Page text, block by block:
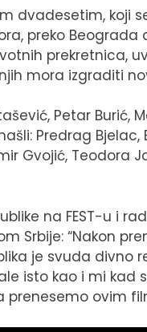
dvadesetim, koji
preko Beograda
prekretnica,
mora izgraditi
Petar Burić,
Predrag Bjelac,
Gvojić, Teodora
na FEST-u i
Srbije: “Nakon
je svuda divno
isto kao i mi kad
prenesemo ovim